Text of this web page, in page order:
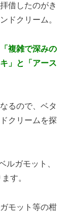
借したのがき
ドクリーム。
「複雑で深みの
」と「アース
るので、ベタ
クリームを探
ルガモット、
す。
モット等の柑